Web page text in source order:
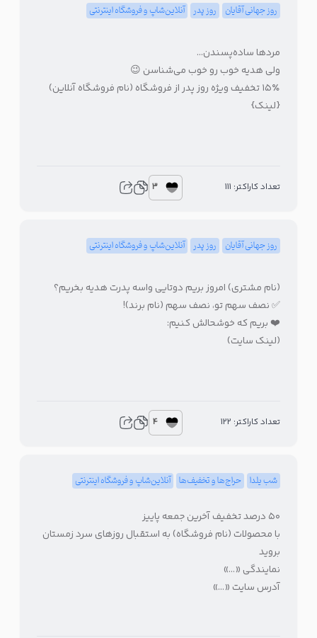
روز جهانی آقایان روز پدر آنلاین‌شاپ و فروشگاه اینترنتی
مردها ساده‌پسندن…
ولی هدیه خوب رو خوب می‌شناسن 😉
۱۵٪ تخفیف ویژه روز پدر از فروشگاه (نام فروشگاه آنلاین)
{لینک}
تعداد کاراکتر: 111 3
روز جهانی آقایان روز پدر آنلاین‌شاپ و فروشگاه اینترنتی
(نام مشتری) امروز بریم دوتایی واسه پدرت هدیه بخریم؟
✅ نصف سهم تو، نصف سهم (نام برند)!
❤️ بریم که خوشحالش کنیم:
(لینک سایت)
تعداد کاراکتر: 122 4
شب یلدا حراج‌ها و تخفیف‌ها آنلاین‌شاپ و فروشگاه اینترنتی
۵۰ درصد تخفیف آخرین جمعه پاییز
با محصولات (نام فروشگاه) به استقبال روزهای سرد زمستان
بروید
نمایندگی «…»
آدرس سایت «…»